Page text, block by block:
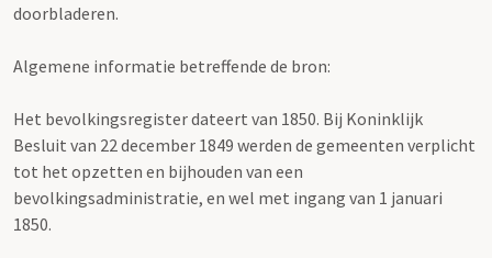
doorbladeren.
Algemene informatie betreffende de bron:
Het bevolkingsregister dateert van 1850. Bij Koninklijk
Besluit van 22 december 1849 werden de gemeenten verplicht
tot het opzetten en bijhouden van een
bevolkingsadministratie, en wel met ingang van 1 januari
1850.